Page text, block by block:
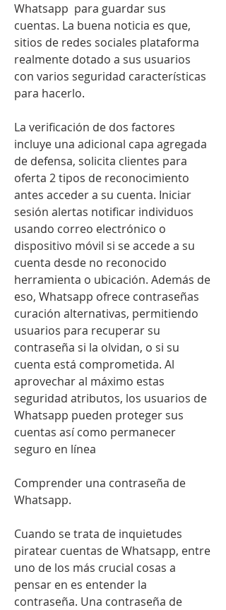
Whatsapp  para guardar sus
cuentas. La buena noticia es que,
sitios de redes sociales plataforma
realmente dotado a sus usuarios
con varios seguridad características
para hacerlo.
La verificación de dos factores
incluye una adicional capa agregada
de defensa, solicita clientes para
oferta 2 tipos de reconocimiento
antes acceder a su cuenta. Iniciar
sesión alertas notificar individuos
usando correo electrónico o
dispositivo móvil si se accede a su
cuenta desde no reconocido
herramienta o ubicación. Además de
eso, Whatsapp ofrece contraseñas
curación alternativas, permitiendo
usuarios para recuperar su
contraseña si la olvidan, o si su
cuenta está comprometida. Al
aprovechar al máximo estas
seguridad atributos, los usuarios de
Whatsapp pueden proteger sus
cuentas así como permanecer
seguro en línea
Comprender una contraseña de
Whatsapp.
Cuando se trata de inquietudes
piratear cuentas de Whatsapp, entre
uno de los más crucial cosas a
pensar en es entender la
contraseña. Una contraseña de